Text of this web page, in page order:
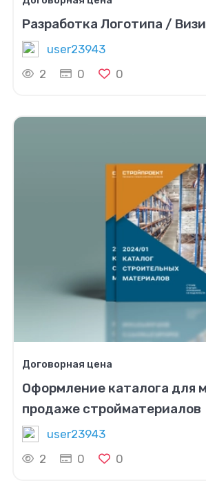
Разработка Логотипа /
user23943
2
0 0
Договорная цена
Оформление каталога для
продаже стройматериалов
user23943
2
0 0